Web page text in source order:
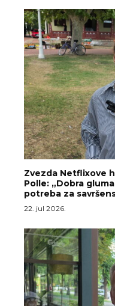
Zvezda Netflixove
Polle: „Dobra
potreba za
22. jul 2026.